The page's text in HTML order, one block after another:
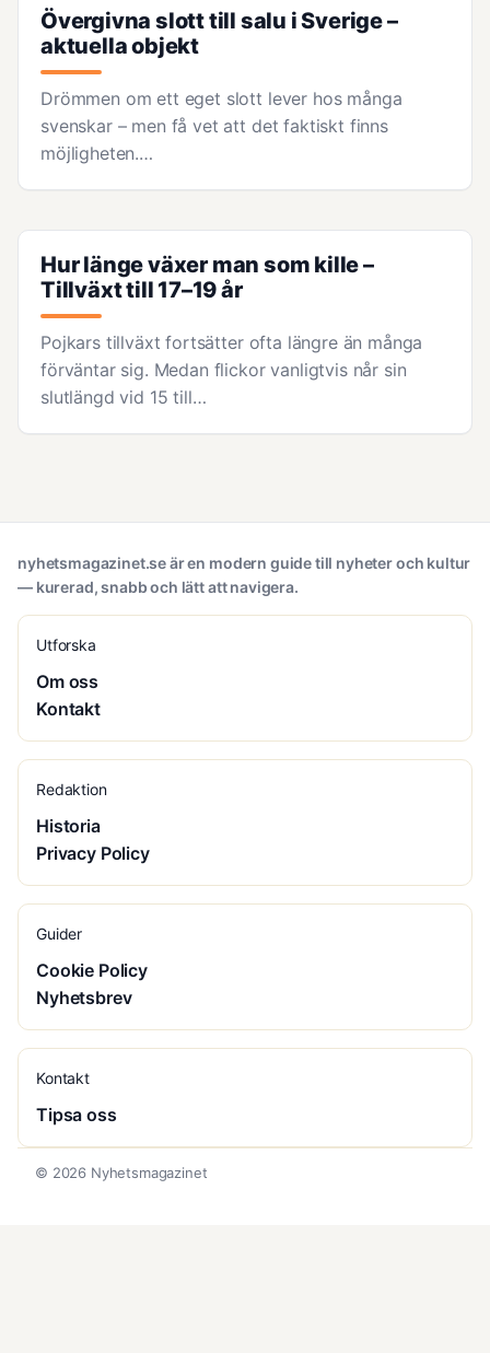
Övergivna slott till salu i Sverige –
aktuella objekt
Drömmen om ett eget slott lever hos många
svenskar – men få vet att det faktiskt finns
möjligheten.…
Hur länge växer man som kille –
Tillväxt till 17–19 år
Pojkars tillväxt fortsätter ofta längre än många
förväntar sig. Medan flickor vanligtvis når sin
slutlängd vid 15 till…
nyhetsmagazinet.se är en modern guide till nyheter och kultur
— kurerad, snabb och lätt att navigera.
Utforska
Om oss
Kontakt
Redaktion
Historia
Privacy Policy
Guider
Cookie Policy
Nyhetsbrev
Kontakt
Tipsa oss
© 2026 Nyhetsmagazinet